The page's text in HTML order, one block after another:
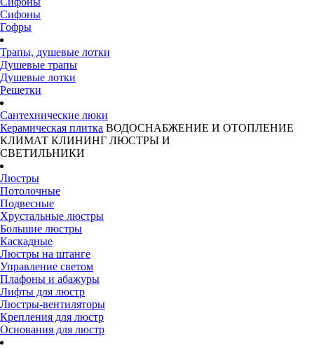
Сифоны
Гофры
Трапы, душевые лотки
Душевые трапы
Душевые лотки
Решетки
Сантехнические люки
Керамическая плитка ВОДОСНАБЖЕНИЕ И ОТОПЛЕНИЕ
КЛИМАТ КЛИНИНГ ЛЮСТРЫ И
СВЕТИЛЬНИКИ
Люстры
Потолочные
Подвесные
Хрустальные люстры
Большие люстры
Каскадные
Люстры на штанге
Управление светом
Плафоны и абажуры
Лифты для люстр
Люстры-вентиляторы
Крепления для люстр
Основания для люстр